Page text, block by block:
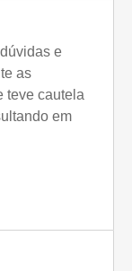
e
as
teve cautela
em